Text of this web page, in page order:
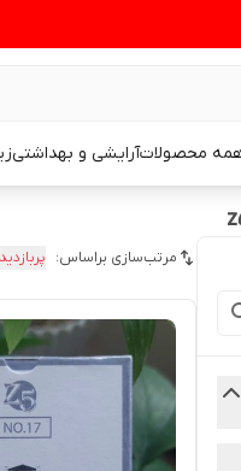
محصولاتآرایشی و بهداشتی
مرتب‌سازی براساس: